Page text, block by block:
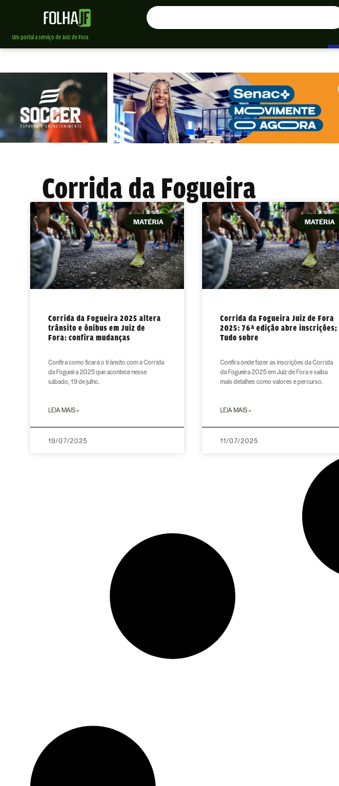
Um portal a serviço de Juiz de Fora
Corrida da Fogueira
MATÉRIA
Corrida da Fogueira 2025 altera
trânsito e ônibus em Juiz de
Fora: confira mudanças
Confira como ficará o trânsito com a Corrida
da Fogueira 2025 que acontece nesse
sábado, 19 de julho.
LEIA MAIS »
19/07/2025
MATÉRIA
Corrida da Fogueira Juiz de Fora
2025: 76ª edição abre inscrições;
Tudo sobre
Confira onde fazer as inscrições da Corrida
da Fogueira 2025 em Juiz de Fora e saiba
mais detalhes como valores e percurso.
LEIA MAIS »
11/07/2025